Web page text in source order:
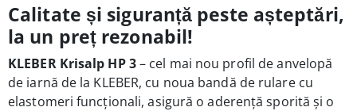
Calitate și siguranță peste așteptări,
la un preț rezonabil!
KLEBER Krisalp HP 3– cel mai nou profil de anvelopă
de iarnă de la KLEBER, cu noua bandă de rulare cu
elastomeri funcționali, asigură o aderență sporită și o